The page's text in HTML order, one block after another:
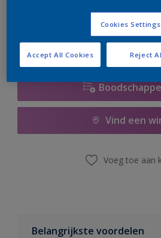
er hard aan om de voorraad aan te
Vind een
Voeg toe aan
Belangrijkste voordelen
Cookies Settings
Reject
Accept All Cookies